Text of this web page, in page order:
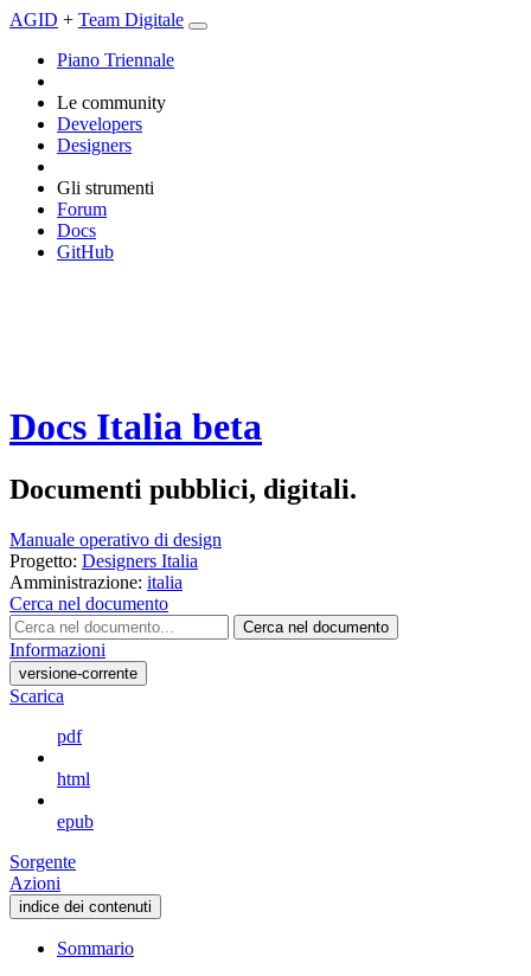
AGID + Team Digitale
Piano Triennale
Le community
Developers
Designers
Gli strumenti
Forum
Docs
GitHub
Docs Italia beta
Documenti pubblici, digitali.
Manuale operativo di design
Progetto: Designers Italia
Amministrazione: italia
Cerca nel documento
Cerca nel documento
Informazioni
versione-corrente
Scarica
pdf
html
epub
Sorgente
Azioni
indice dei contenuti
Sommario